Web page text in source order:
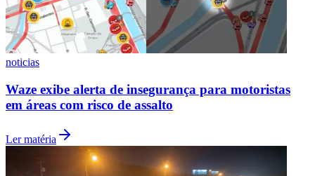
Santos
noticias
Waze exibe alerta de insegurança para motoristas
em áreas com risco de assalto
Ler matéria